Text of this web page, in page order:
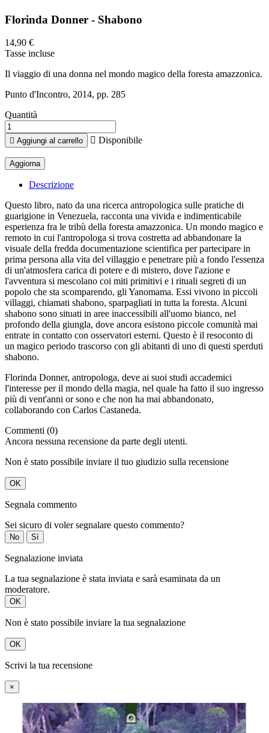
Florinda Donner - Shabono
14,90 €
Tasse incluse
Il viaggio di una donna nel mondo magico della foresta amazzonica.
Punto d'Incontro, 2014, pp. 285
Quantità
 Aggiungi al carrello  Disponibile
Descrizione
Questo libro, nato da una ricerca antropologica sulle pratiche di
guarigione in Venezuela, racconta una vivida e indimenticabile
esperienza fra le tribù della foresta amazzonica. Un mondo magico e
remoto in cui l'antropologa si trova costretta ad abbandonare la
visuale della fredda documentazione scientifica per partecipare in
prima persona alla vita del villaggio e penetrare più a fondo l'essenza
di un'atmosfera carica di potere e di mistero, dove l'azione e
l'avventura si mescolano coi miti primitivi e i rituali segreti di un
popolo che sta scomparendo, gli Yanomama. Essi vivono in piccoli
villaggi, chiamati shabono, sparpagliati in tutta la foresta. Alcuni
shabono sono situati in aree inaccessibili all'uomo bianco, nel
profondo della giungla, dove ancora esistono piccole comunità mai
entrate in contatto con osservatori esterni. Questo è il resoconto di
un magico periodo trascorso con gli abitanti di uno di questi sperduti
shabono.
Florinda Donner, antropologa, deve ai suoi studi accademici
l'interesse per il mondo della magia, nel quale ha fatto il suo ingresso
più di vent'anni or sono e che non ha mai abbandonato,
collaborando con Carlos Castaneda.
Commenti (0)
Ancora nessuna recensione da parte degli utenti.
Non è stato possibile inviare il tuo giudizio sulla recensione
OK
Segnala commento
Sei sicuro di voler segnalare questo commento?
No Sì
Segnalazione inviata
La tua segnalazione è stata inviata e sarà esaminata da un
moderatore.
OK
Non è stato possibile inviare la tua segnalazione
OK
Scrivi la tua recensione
×